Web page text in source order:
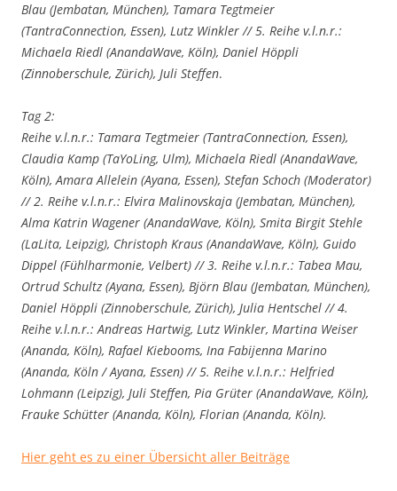
Blau (Jembatan, München), Tamara Tegtmeier
(TantraConnection, Essen), Lutz Winkler // 5. Reihe v.l.n.r.:
Michaela Riedl (AnandaWave, Köln), Daniel Höppli
(Zinnoberschule, Zürich), Juli Steffen.
Tag 2:
Reihe v.l.n.r.: Tamara Tegtmeier (TantraConnection, Essen),
Claudia Kamp (TaYoLing, Ulm), Michaela Riedl (AnandaWave,
Köln), Amara Allelein (Ayana, Essen), Stefan Schoch (Moderator)
// 2. Reihe v.l.n.r.: Elvira Malinovskaja (Jembatan, München),
Alma Katrin Wagener (AnandaWave, Köln), Smita Birgit Stehle
(LaLita, Leipzig), Christoph Kraus (AnandaWave, Köln), Guido
Dippel (Fühlharmonie, Velbert) // 3. Reihe v.l.n.r.: Tabea Mau,
Ortrud Schultz (Ayana, Essen), Björn Blau (Jembatan, München),
Daniel Höppli (Zinnoberschule, Zürich), Julia Hentschel // 4.
Reihe v.l.n.r.: Andreas Hartwig, Lutz Winkler, Martina Weiser
(Ananda, Köln), Rafael Kiebooms, Ina Fabijenna Marino
(Ananda, Köln / Ayana, Essen) // 5. Reihe v.l.n.r.: Helfried
Lohmann (Leipzig), Juli Steffen, Pia Grüter (AnandaWave, Köln),
Frauke Schütter (Ananda, Köln), Florian (Ananda, Köln).
Hier geht es zu einer Übersicht aller Beiträge